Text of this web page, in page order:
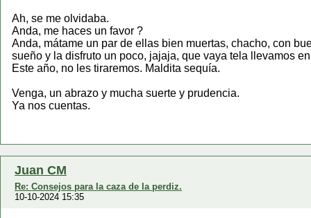
Ah, se me olvidaba.
Anda, me haces un favor ?
Anda, mátame un par de ellas bien muertas, chacho, con
sueño y la disfruto un poco, jajaja, que vaya tela llevamos
Este año, no les tiraremos. Maldita sequía.
Venga, un abrazo y mucha suerte y prudencia.
Ya nos cuentas.
Juan CM
Re: Consejos para la caza de la perdiz.
10-10-2024 15:35